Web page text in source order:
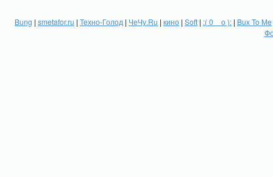
Bung | smetafor.ru | Техно-Голод | ЧеЧу.Ru | кино | Soft | :( 0 _ о ): | Bux To Me